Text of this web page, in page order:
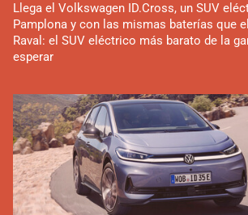
Llega el Volkswagen ID.Cross, un SUV
Pamplona y con las mismas baterías que
Raval: el SUV eléctrico más barato de la
esperar